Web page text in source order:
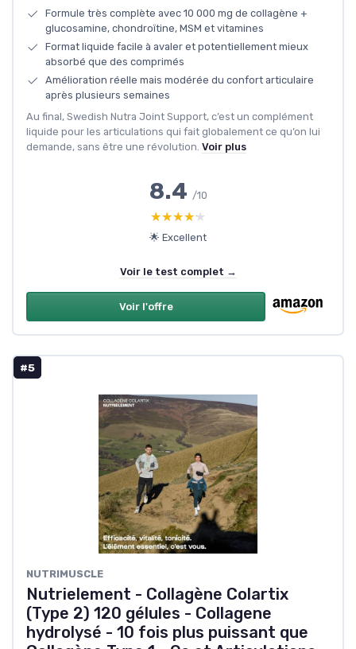
Formule très complète avec 10 000 mg de collagène +
glucosamine, chondroïtine, MSM et vitamines
Format liquide facile à avaler et potentiellement mieux
absorbé que des comprimés
Amélioration réelle mais modérée du confort articulaire
après plusieurs semaines
Au final, Swedish Nutra Joint Support, c’est un complément
liquide pour les articulations qui fait globalement ce qu’on lui
demande, sans être une révolution. Voir plus
8.4 /10
★★★★★
★★★★★
🌟 Excellent
Voir le test complet →
Voir l'offre
#5
‎NUTRIMUSCLE
Nutrielement - Collagène Colartix
(Type 2) 120 gélules - Collagene
hydrolysé - 10 fois plus puissant que